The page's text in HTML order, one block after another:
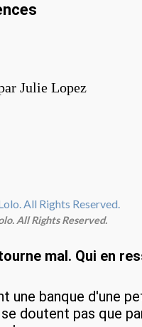
Julie Lopez
All Rights Reserved.
mal. Qui en
une banque d'une
doutent pas que